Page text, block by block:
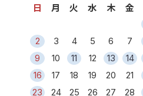
日
月 火 水 木 金
2
3 4 5 6 7
9
10 11 12 13 14
16
17 18 19 20 21
23
24 25 26 27 28